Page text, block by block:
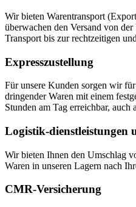
Wir bieten Warentransport
überwachen den Versand von
Transport bis zur rechtzeitigen
Expresszustellung
Für unsere Kunden sorgen wir
dringender Waren mit einem
Stunden am Tag erreichbar, auch
Logistik-dienstleistungen
Wir bieten Ihnen den Umschlag
Waren in unseren Lagern nach
CMR-Versicherung